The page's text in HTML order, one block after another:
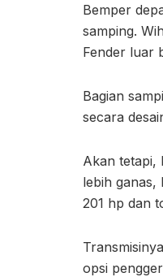
Bemper
samping.
Fender luar
Bagian
secara
Akan tetapi,
lebih ganas,
201 hp dan
opsi